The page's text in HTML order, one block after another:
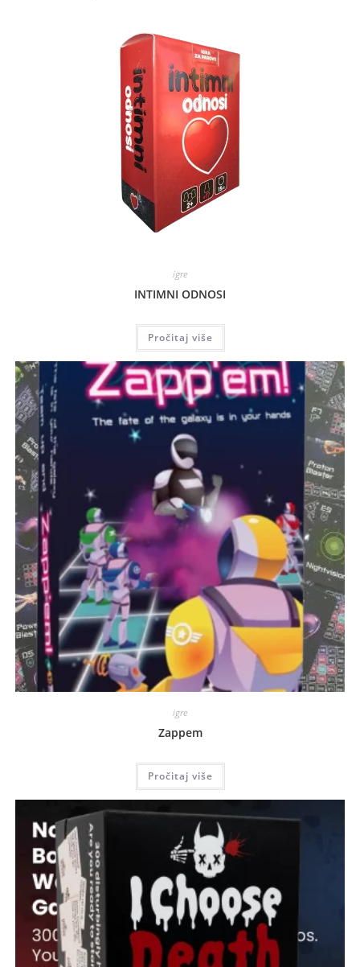
igre
INTIMNI ODNOSI
Pročitaj više
igre
Zappem
Pročitaj više